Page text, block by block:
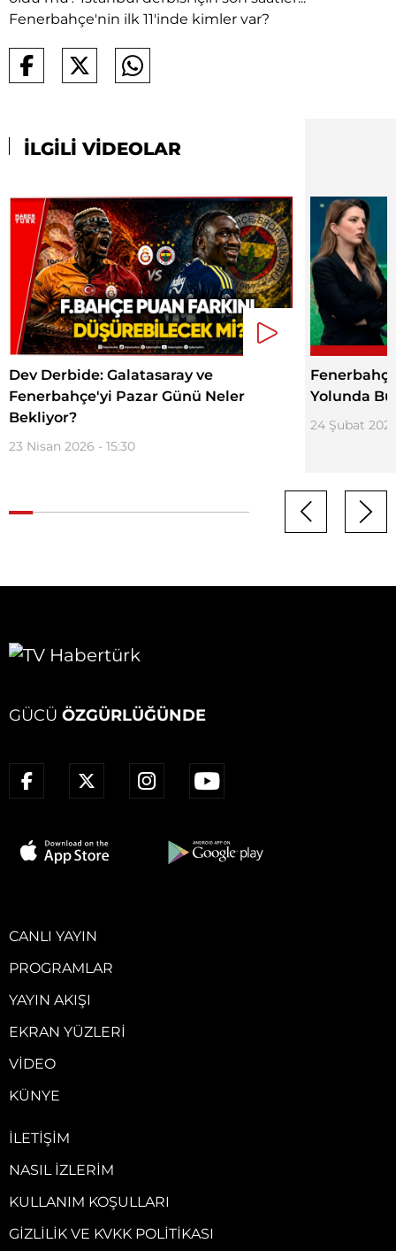
Fenerbahçe'nin ilk 11'inde kimler var?
İLGİLİ VİDEOLAR
Dev Derbide: Galatasaray ve
Fenerbahçe'yi Pazar Günü Neler
Bekliyor?
23 Nisan 2026 - 15:30
Yolunda
24 Şubat
GÜCÜ ÖZGÜRLÜĞÜNDE
CANLI YAYIN
PROGRAMLAR
YAYIN AKIŞI
EKRAN YÜZLERI
VIDEO
KÜNYE
İLETIŞIM
NASIL İZLERIM
KULLANIM KOŞULLARI
GIZLILIK VE KVKK POLITIKASI